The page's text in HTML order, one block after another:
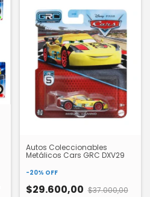
Autos Coleccionables
Metálicos Cars GRC DXV29
-20% OFF
$29.600,00 $37.000,00